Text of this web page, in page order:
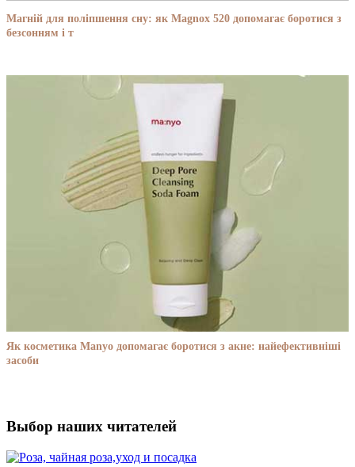
Магній для поліпшення сну: як Magnox 520 допомагає боротися з
безсонням і т
Як косметика Manyo допомагає боротися з акне: найефективніші
засоби
Выбор наших читателей